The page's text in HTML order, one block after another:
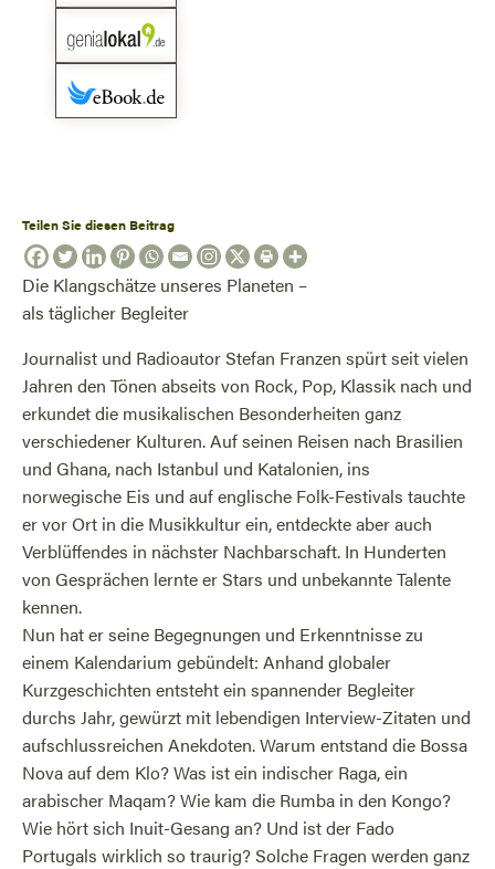
Teilen Sie diesen Beitrag
Die Klangschätze unseres Planeten –
als täglicher Begleiter
Journalist und Radioautor Stefan Franzen spürt seit vielen
Jahren den Tönen abseits von Rock, Pop, Klassik nach und
erkundet die musikalischen Besonderheiten ganz
verschiedener Kulturen. Auf seinen Reisen nach Brasilien
und Ghana, nach Istanbul und Katalonien, ins
norwegische Eis und auf englische Folk-Festivals tauchte
er vor Ort in die Musikkultur ein, entdeckte aber auch
Verblüffendes in nächster Nachbarschaft. In Hunderten
von Gesprächen lernte er Stars und unbekannte Talente
kennen.
Nun hat er seine Begegnungen und Erkenntnisse zu
einem Kalendarium gebündelt: Anhand globaler
Kurzgeschichten entsteht ein spannender Begleiter
durchs Jahr, gewürzt mit lebendigen Interview-Zitaten und
aufschlussreichen Anekdoten. Warum entstand die Bossa
Nova auf dem Klo? Was ist ein indischer Raga, ein
arabischer Maqam? Wie kam die Rumba in den Kongo?
Wie hört sich Inuit-Gesang an? Und ist der Fado
Portugals wirklich so traurig? Solche Fragen werden ganz